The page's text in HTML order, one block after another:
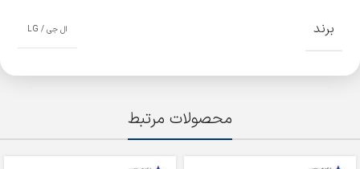
برند ال جی / LG
محصولات مرتبط